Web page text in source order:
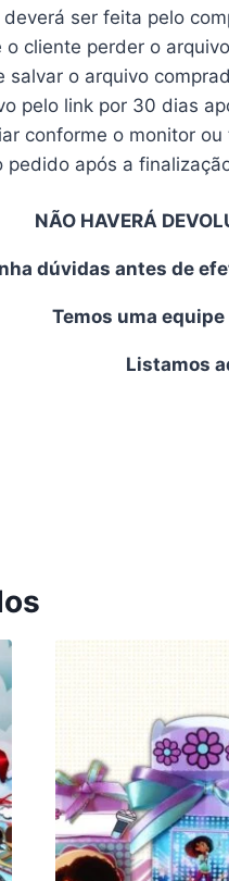
ser feita pelo
cliente perder o
salvar o arquivo
pelo link por 30 dias
conforme o monitor
pedido após a
NÃO HAVERÁ
dúvidas antes de
Temos uma
Listamos